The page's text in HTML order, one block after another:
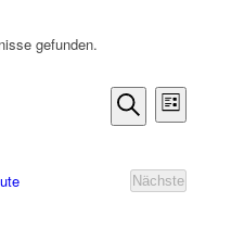
gefunden.
Suche
und
Suche
Liste
Nächste